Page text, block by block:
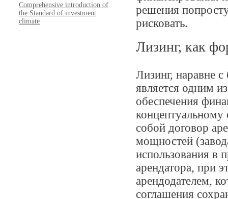
Comprehensive introduction of
the Standard of investment
climate
решения
рисковать.
Лизинг, как
Лизинг, наравне
является одним
обеспечения
концептуальному
собой договор
мощностей
использования в
арендатора, при
арендодателем,
соглашения